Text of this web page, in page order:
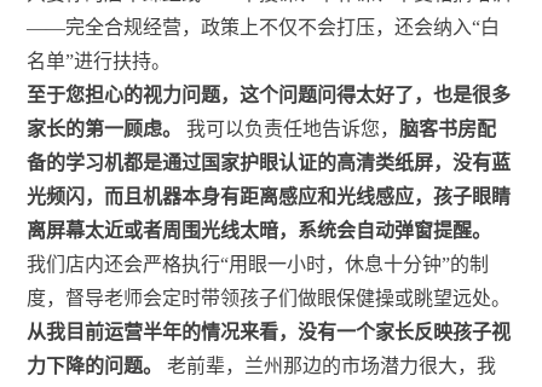
——完全合规经营，政策上不仅不会打压，还会纳入“白
名单”进行扶持。
至于您担心的视力问题，这个问题问得太好了，也是很多
家长的第一顾虑。
我可以负责任地告诉您，脑客书房配
备的学习机都是通过国家护眼认证的高清类纸屏，没有蓝
光频闪，而且机器本身有距离感应和光线感应，孩子眼睛
离屏幕太近或者周围光线太暗，系统会自动弹窗提醒。
我们店内还会严格执行“用眼一小时，休息十分钟”的制
度，督导老师会定时带领孩子们做眼保健操或眺望远处。
从我目前运营半年的情况来看，没有一个家长反映孩子视
力下降的问题。
老前辈，兰州那边的市场潜力很大，我